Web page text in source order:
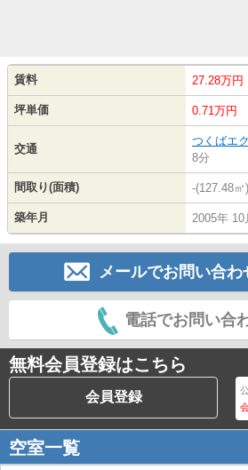
賃料 27.28万円
坪単価 0.71万円
交通
つくばエ
8分
間取り(面積) -(127.48㎡)
築年月 2005年 10
メールでお問い合わ
電話でお問い合
無料会員登録はこちら
会員登録
空室一覧